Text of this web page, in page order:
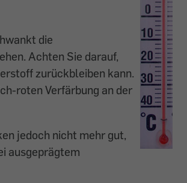
die
Achten Sie darauf,
zurückbleiben kann.
roten Verfärbung an der
jedoch nicht mehr gut,
ausgeprägtem